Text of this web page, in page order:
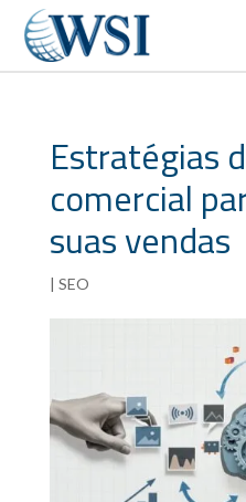
Estratégias
comercial
suas vendas
| SEO